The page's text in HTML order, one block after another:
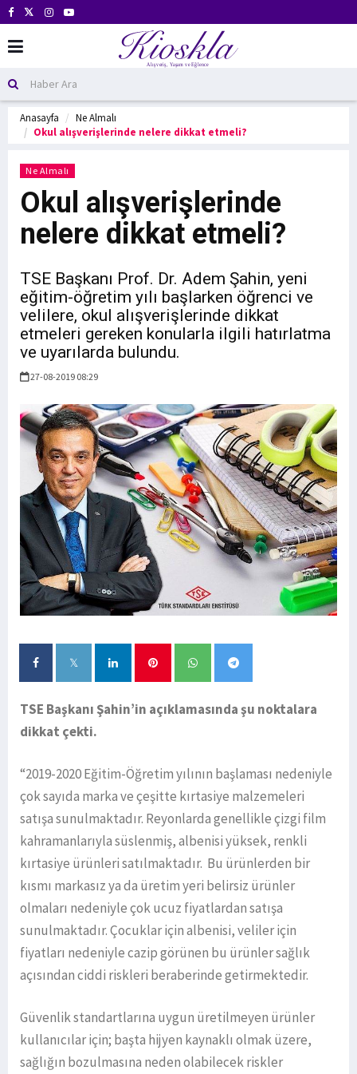
Anasayfa
Ne Almalı
Okul alışverişlerinde nelere dikkat etmeli?
Ne Almalı
Okul alışverişlerinde
nelere dikkat etmeli?
TSE Başkanı Prof. Dr. Adem Şahin, yeni
eğitim-öğretim yılı başlarken öğrenci ve
velilere, okul alışverişlerinde dikkat
etmeleri gereken konularla ilgili hatırlatma
ve uyarılarda bulundu.
27-08-2019 08:29
TSE Başkanı Şahin’in açıklamasında şu noktalara
dikkat çekti.
“2019-2020 Eğitim-Öğretim yılının başlaması nedeniyle
çok sayıda marka ve çeşitte kırtasiye malzemeleri
satışa sunulmaktadır. Reyonlarda genellikle çizgi film
kahramanlarıyla süslenmiş, albenisi yüksek, renkli
kırtasiye ürünleri satılmaktadır. Bu ürünlerden bir
kısmı markasız ya da üretim yeri belirsiz ürünler
olmaları nedeniyle çok ucuz fiyatlardan satışa
sunulmaktadır. Çocuklar için albenisi, veliler için
fiyatları nedeniyle cazip görünen bu ürünler sağlık
açısından ciddi riskleri beraberinde getirmektedir.
Güvenlik standartlarına uygun üretilmeyen ürünler
kullanıcılar için; başta hijyen kaynaklı olmak üzere,
sağlığın bozulmasına neden olabilecek riskler